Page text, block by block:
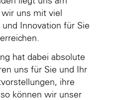
uns mit viel
Innovation für Sie
hat dabei absolute
uns für Sie und Ihr
ihre
können wir unser